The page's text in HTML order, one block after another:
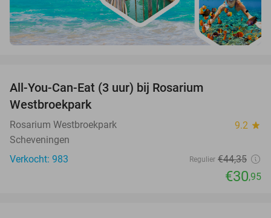
All-You-Can-Eat (3 uur) bij Rosarium
Westbroekpark
Rosarium Westbroekpark 9.2 star
Scheveningen
Verkocht: 983
Regulier €44,35
€30,95